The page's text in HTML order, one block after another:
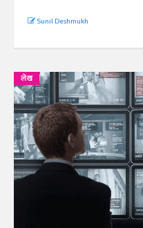
Sunil Deshmukh
लेख